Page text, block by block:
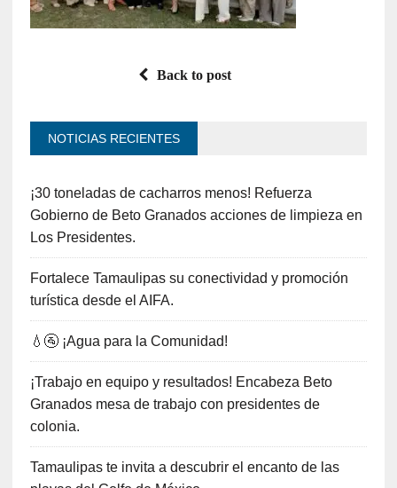
Back to post
NOTICIAS RECIENTES
¡30 toneladas de cacharros menos! Refuerza
Gobierno de Beto Granados acciones de limpieza en
Los Presidentes.
Fortalece Tamaulipas su conectividad y promoción
turística desde el AIFA.
💧🚰 ¡Agua para la Comunidad!
¡Trabajo en equipo y resultados! Encabeza Beto
Granados mesa de trabajo con presidentes de
colonia.
Tamaulipas te invita a descubrir el encanto de las